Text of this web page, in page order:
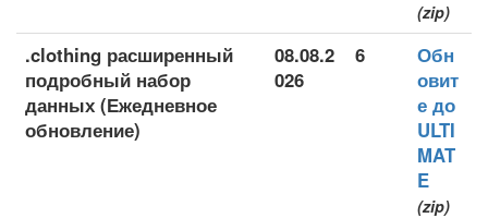
(zip)
.clothing расширенный
подробный набор
данных (Ежедневное
обновление)
08.08.2
026
6
Обн
овит
е до
ULTI
MAT
E
(zip)